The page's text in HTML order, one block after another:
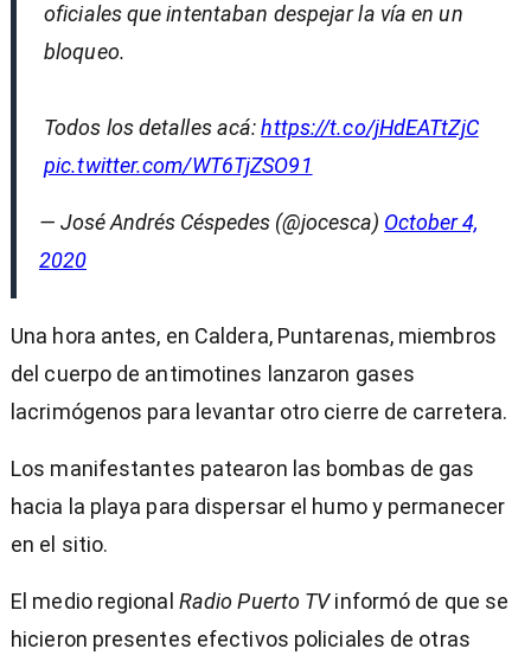
oficiales que intentaban despejar la vía en un
bloqueo.
Todos los detalles acá:https://t.co/jHdEATtZjC
pic.twitter.com/WT6TjZSO91
— José Andrés Céspedes (@jocesca) October 4,
2020
Una hora antes, en Caldera, Puntarenas, miembros
del cuerpo de antimotines lanzaron gases
lacrimógenos para levantar otro cierre de carretera.
Los manifestantes patearon las bombas de gas
hacia la playa para dispersar el humo y permanecer
en el sitio.
El medio regional Radio Puerto TVinformó de que se
hicieron presentes efectivos policiales de otras